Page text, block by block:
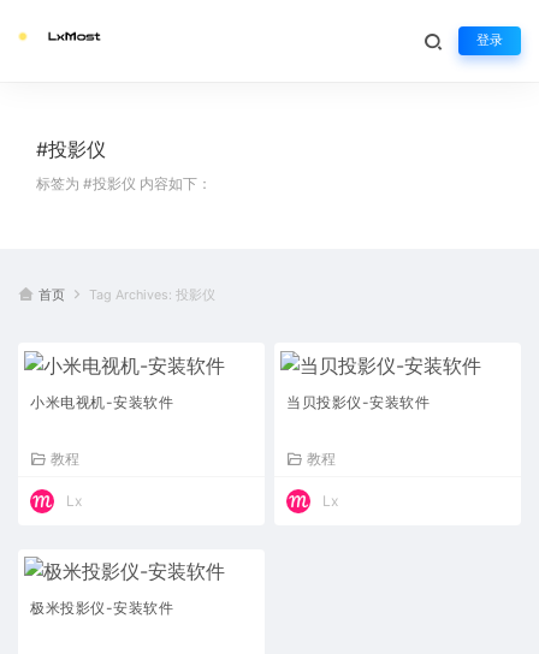
登录
#投影仪
标签为 #投影仪 内容如下：
首页 Tag Archives: 投影仪
小米电视机-安装软件
教程
Lx
当贝投影仪-安装软件
教程
Lx
极米投影仪-安装软件